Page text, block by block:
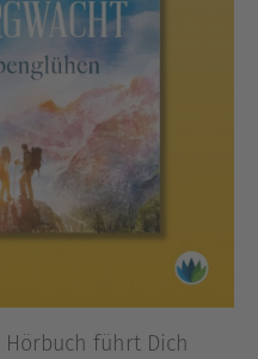
Hörbuch führt Dich